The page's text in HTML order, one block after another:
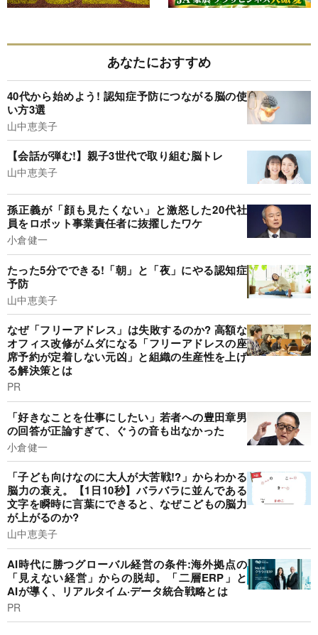
あなたにおすすめ
40代から始めよう! 認知症予防につながる脳の使
い方3選
山中恵美子
【会話が弾む!】親子3世代で取り組む脳トレ
山中恵美子
孫正義が「顔も見たくない」と激怒した20代社
員をロボット事業責任者に抜擢したワケ
小倉健一
たった5分でできる!「朝」と「夜」にやる認知症
予防
山中恵美子
なぜ「フリーアドレス」は失敗するのか? 高額な
オフィス改修がムダになる「フリーアドレスの座
席予約が定着しない元凶」と組織の生産性を上げ
る解決策とは
PR
「好きなことを仕事にしたい」若者への豊田章男
の回答が正論すぎて、ぐうの音も出なかった
小倉健一
「子ども向けなのに大人が大苦戦!?」からわかる
脳力の衰え。【1日10秒】バラバラに並んである
文字を瞬時に言葉にできると、なぜこどもの脳力
が上がるのか?
山中恵美子
AI時代に勝つグローバル経営の条件:海外拠点の
「見えない経営」からの脱却。「二層ERP」と
AIが導く、リアルタイム·データ統合戦略とは
PR